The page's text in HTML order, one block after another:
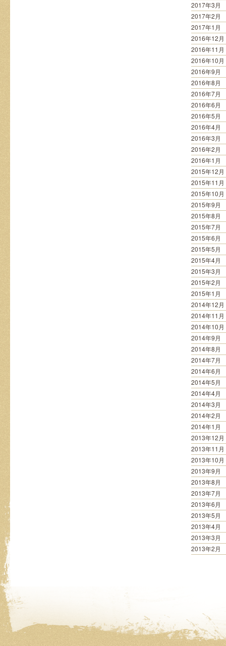
2017年3月
2017年2月
2017年1月
2016年12月
2016年11月
2016年10月
2016年9月
2016年8月
2016年7月
2016年6月
2016年5月
2016年4月
2016年3月
2016年2月
2016年1月
2015年12月
2015年11月
2015年10月
2015年9月
2015年8月
2015年7月
2015年6月
2015年5月
2015年4月
2015年3月
2015年2月
2015年1月
2014年12月
2014年11月
2014年10月
2014年9月
2014年8月
2014年7月
2014年6月
2014年5月
2014年4月
2014年3月
2014年2月
2014年1月
2013年12月
2013年11月
2013年10月
2013年9月
2013年8月
2013年7月
2013年6月
2013年5月
2013年4月
2013年3月
2013年2月